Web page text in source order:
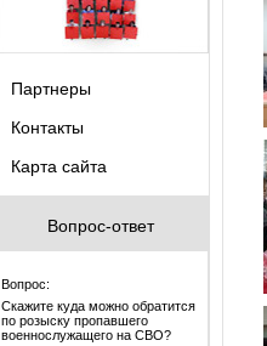
Партнеры
Контакты
Карта сайта
Вопрос-ответ
Вопрос:
Скажите куда можно обратится
по розыску пропавшего
военнослужащего на СВО?